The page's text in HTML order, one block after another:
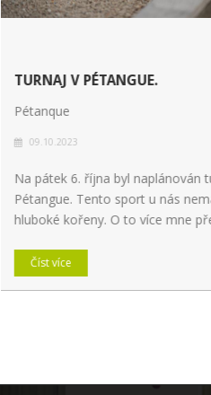
TURNAJ V PÉTANGUE.
Pétanque
09.10.2023
Na pátek 6. října byl naplánován
Pétangue. Tento sport u nás
hluboké kořeny. O to více mne
Číst více